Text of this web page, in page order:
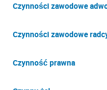
Czynności zawodowe
Czynności zawodowe
Czynność prawna